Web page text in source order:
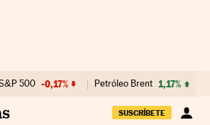
500 -0,17% Petróleo Brent 1,17%
SUSCRÍBETE